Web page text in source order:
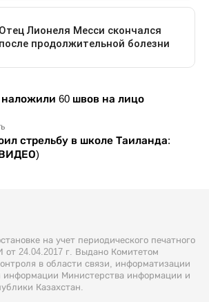
60 швов на лицо
стрельбу в школе Таиланда:
на учет периодического печатного
24.04.2017 г. Выдано Комитетом
в области связи, информатизации
информации Министерства информации и
Казахстан.